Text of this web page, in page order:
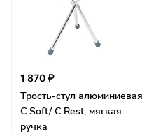
1 870 ₽
Трость-стул алюминиевая
C Soft/ C Rest, мягкая
ручка